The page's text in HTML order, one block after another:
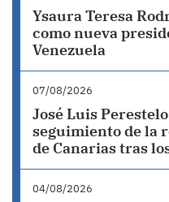
Ysaura Teresa
como nueva
Venezuela
07/08/2026
José Luis
seguimiento de la
de Canarias tras
04/08/2026